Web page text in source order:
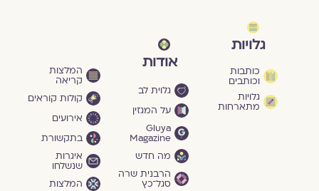
גלויות
כותבות
וכותבים
גלויות
מתארחות
אודות
גלוית לב
על המגזין
Gluya
Magazine
מה חדש
הרבנית שרה
סגל־כץ
המלצות
קריאה
קולות קוראים
אירועים
בתקשורת
איגרות
שנשלחו
המלצות